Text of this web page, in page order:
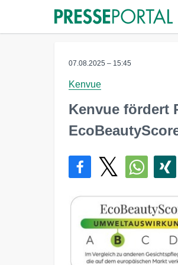
07.08.2025 – 15:45
Kenvue
Kenvue fördert